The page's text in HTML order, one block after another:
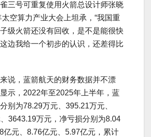
三号可重复使用火箭总设计师张晓
空算力产业大会上坦承，“我国重
级火箭还没有回收，是不是能很快
边我给一个初步的认识，还差得比
说，蓝箭航天的财务数据并不漂
示，2022年至2025年上半年，蓝
别为78.29万元、395.21万元、
3643.19万元，净亏损分别为8.04
亿元、8.76亿元、5.97亿元，累计